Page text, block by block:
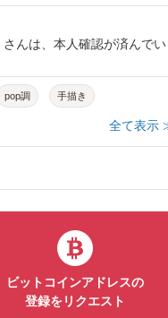
さんは、本人確認が済んでい
pop調 手描き
全て表示
ビットコインアドレスの
登録をリクエスト